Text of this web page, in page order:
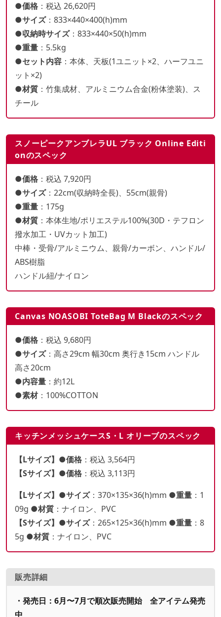
●価格 ：税込 26,620円
●サイズ：833×440×400(h)mm
●収納時サイズ：833×440×50(h)mm
●重量 ：5.5kg
●セット内容 ：本体、天板(1ユニット×2、ハーフユニ
ット×2)
●材質 ：竹集成材、アルミニウム合金(粉体塗装)、ス
チール
スノーピークアンブレラUL ブラック Online Editi
onのスペック
●価格 ：税込 7,920円
●サイズ：22cm(収納時全長)、55cm(親骨)
●重量 ：175g
●材質 ：本体生地/ポリエステル100%(30D・テフロン
撥水加工・UVカット加工)
中棒・受骨/アルミニウム、親骨/カーボン、ハンドル/
ABS樹脂
ハンドル紐/ナイロン
Canvas NOASOBI ToteBag M Blackのスペック
●価格 ：税込 9,680円
●サイズ：高さ29cm 幅30cm 奥行き15cm ハンドル
高さ20cm
●内容量 ：約12L
●素材：100%COTTON
キッチンメッシュケースS・L オリーブのスペック
【Lサイズ】●価格 ：税込 3,564円
【Sサイズ】●価格 ：税込 3,113円
【Lサイズ】●サイズ：370×135×36(h)mm ●重量 ：1
09g ●材質 ：ナイロン、PVC
【Sサイズ】●サイズ：265×125×36(h)mm ●重量 ：8
5g ●材質 ：ナイロン、PVC
販売詳細
・発売日：6月〜7月で順次販売開始 全アイテム発売
中